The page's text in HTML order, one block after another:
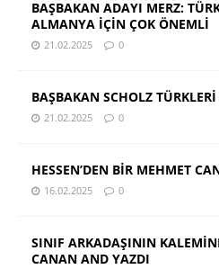
BAŞBAKAN ADAYI MERZ:
ALMANYA İÇİN ÇOK ÖNEMLİ
21.02.2025 0
BAŞBAKAN SCHOLZ
21.02.2025 0
HESSEN’DEN BİR MEHMET
16.02.2025 0
SINIF ARKADAŞININ
CANAN AND YAZDI